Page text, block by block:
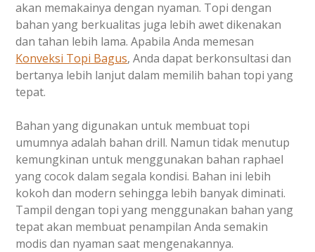
akan memakainya dengan nyaman. Topi dengan
bahan yang berkualitas juga lebih awet dikenakan
dan tahan lebih lama. Apabila Anda memesan
Konveksi Topi Bagus, Anda dapat berkonsultasi dan
bertanya lebih lanjut dalam memilih bahan topi yang
tepat.
Bahan yang digunakan untuk membuat topi
umumnya adalah bahan drill. Namun tidak menutup
kemungkinan untuk menggunakan bahan raphael
yang cocok dalam segala kondisi. Bahan ini lebih
kokoh dan modern sehingga lebih banyak diminati.
Tampil dengan topi yang menggunakan bahan yang
tepat akan membuat penampilan Anda semakin
modis dan nyaman saat mengenakannya.